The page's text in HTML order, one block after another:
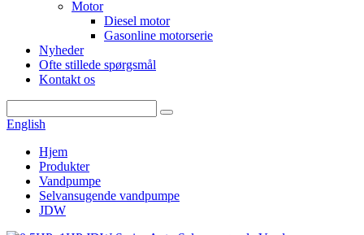
Motor
Diesel motor
Gasonline motorserie
Nyheder
Ofte stillede spørgsmål
Kontakt os
English
Hjem
Produkter
Vandpumpe
Selvansugende vandpumpe
JDW